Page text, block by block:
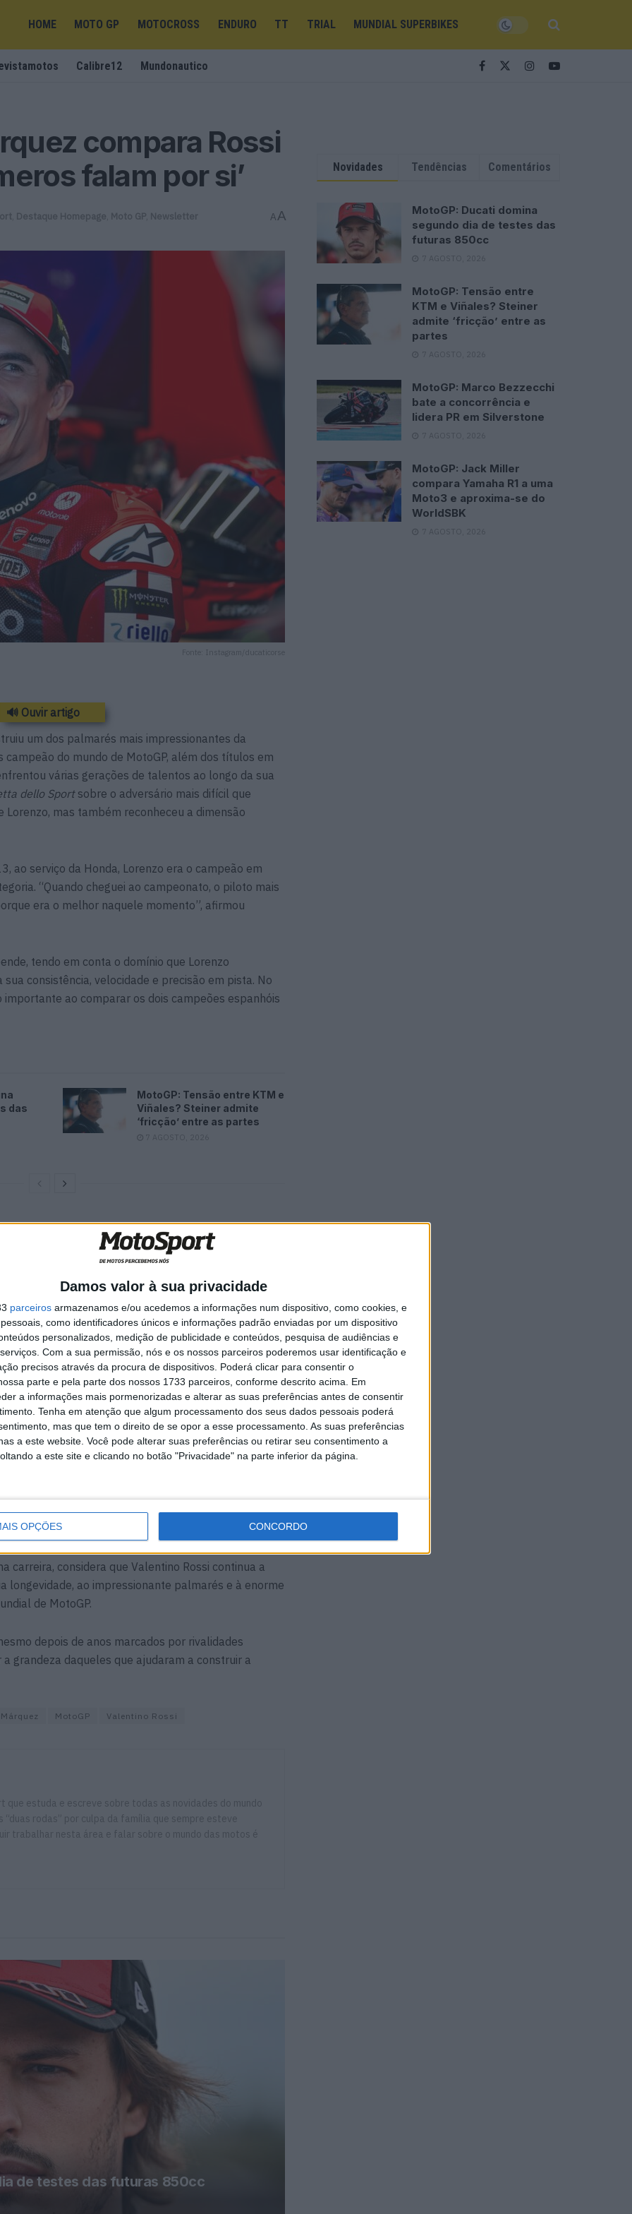
Damos valor à sua privacidade
parceiros armazenamos e/ou acedemos a informações num dispositivo, como cookies, e
como identificadores únicos e informações padrão enviadas por um dispositivo
personalizados, medição de publicidade e conteúdos, pesquisa de audiências e
Com a sua permissão, nós e os nossos parceiros poderemos usar identificação e
precisos através da procura de dispositivos. Poderá clicar para consentir o
parte e pela parte dos nossos 1733 parceiros, conforme descrito acima. Em
a informações mais pormenorizadas e alterar as suas preferências antes de consentir
Tenha em atenção que algum processamento dos seus dados pessoais poderá
mas que tem o direito de se opor a esse processamento. As suas preferências
a este website. Você pode alterar suas preferências ou retirar seu consentimento a
a este site e clicando no botão "Privacidade" na parte inferior da página.
OPÇÕES CONCORDO
HOME MOTO GP MOTOCROSS ENDURO TT TRIAL MUNDIAL SUPERBIKES
Calibre12 Mundonautico
compara Rossi
falam por si’
Destaque Homepage Moto GP Newsletter AA
Fonte: Instagram/ducaticorse
🔊 Ouvir artigo
um dos palmarés mais impressionantes da
campeão do mundo de MotoGP, além dos títulos em
várias gerações de talentos ao longo da sua
dello Sportsobre o adversário mais difícil que
mas também reconheceu a dimensão
ao serviço da Honda, Lorenzo era o campeão em
“Quando cheguei ao campeonato, o piloto mais
era o melhor naquele momento”, afirmou
tendo em conta o domínio que Lorenzo
consistência, velocidade e precisão em pista. No
ao comparar os dois campeões espanhóis
das
MotoGP: Tensão entre KTM e
Viñales? Steiner admite
‘fricção’ entre as partes
7 AGOSTO, 2026
em pista. E os números mostram
do que Lorenzo”, acrescentou.
que marcaram a relação entre ambos,
se baseia nos resultados e não em questões
mais títulos na categoria rainha e manteve-se
quase duas décadas, algo que o espanhol considera
alguns dos episódios mais polémicos da
marcantes em pistas como Phillip Island,
Desde então, a relação entre os dois manteve-se
clara entre dois conceitos diferentes. Para ele, Jorge
difícil de enfrentar quando entrou no MotoGP,
no início da década de 2010.
carreira, considera que Valentino Rossi continua a
longevidade, ao impressionante palmarés e à enorme
de MotoGP.
depois de anos marcados por rivalidades
grandeza daqueles que ajudaram a construir a
MotoGP Valentino Rossi
estuda e escreve sobre todas as novidades do mundo
“duas rodas” por culpa da família que sempre esteve
trabalhar nesta área e falar sobre o mundo das motos é
de testes das futuras 850cc
Novidades Tendências Comentários
MotoGP: Ducati domina
segundo dia de testes das
futuras 850cc
7 AGOSTO, 2026
MotoGP: Tensão entre
KTM e Viñales? Steiner
admite ‘fricção’ entre as
partes
7 AGOSTO, 2026
MotoGP: Marco Bezzecchi
bate a concorrência e
lidera PR em Silverstone
7 AGOSTO, 2026
MotoGP: Jack Miller
compara Yamaha R1 a uma
Moto3 e aproxima-se do
WorldSBK
7 AGOSTO, 2026